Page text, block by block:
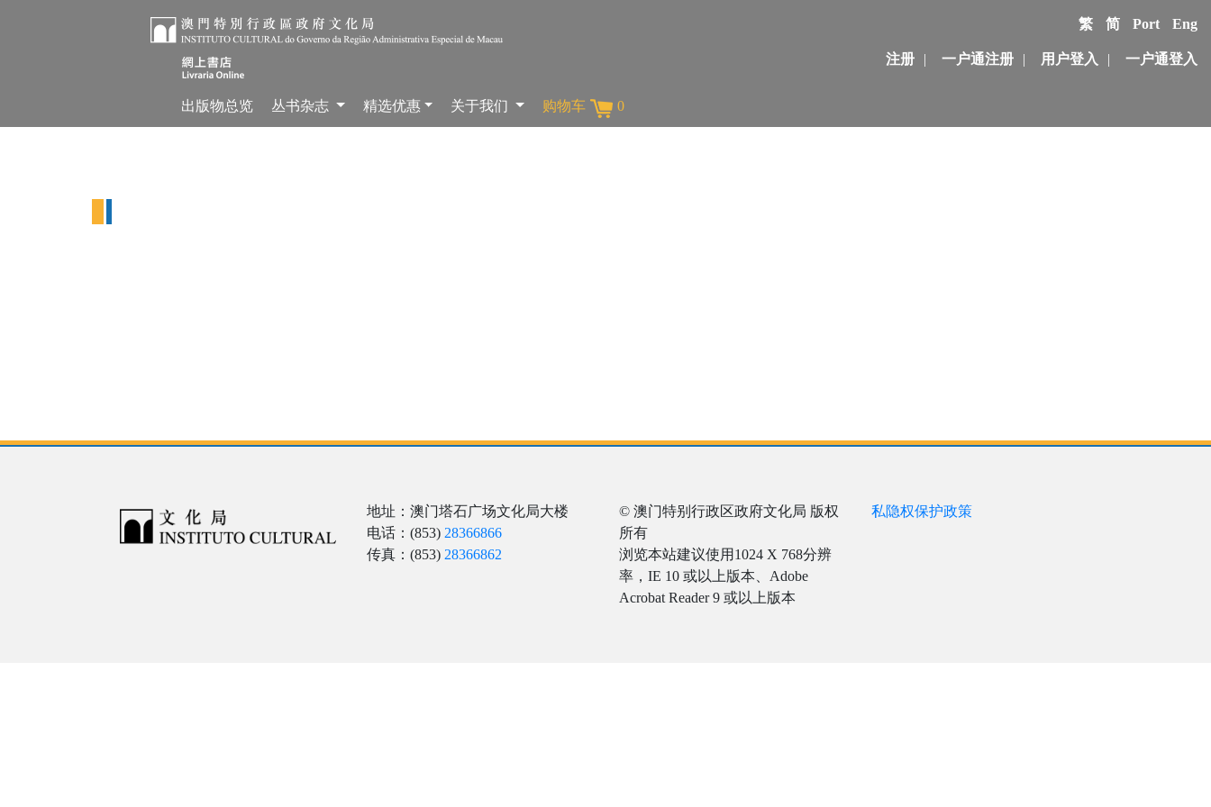
繁 简 Port Eng
注册 | 一户通注册 | 用户登入 | 一户通登入
出版物总览 丛书杂志 精选优惠 关于我们 购物车 0
地址：澳门塔石广场文化局大楼
电话：(853) 28366866
传真：(853) 28366862
© 澳门特别行政区政府文化局 版权
所有
浏览本站建议使用1024 X 768分辨
率，IE 10 或以上版本、Adobe
Acrobat Reader 9 或以上版本
私隐权保护政策